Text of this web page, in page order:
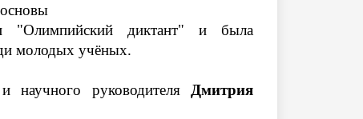
"Олимпийский диктант" и была
молодых учёных.
научного руководителяДмитрия